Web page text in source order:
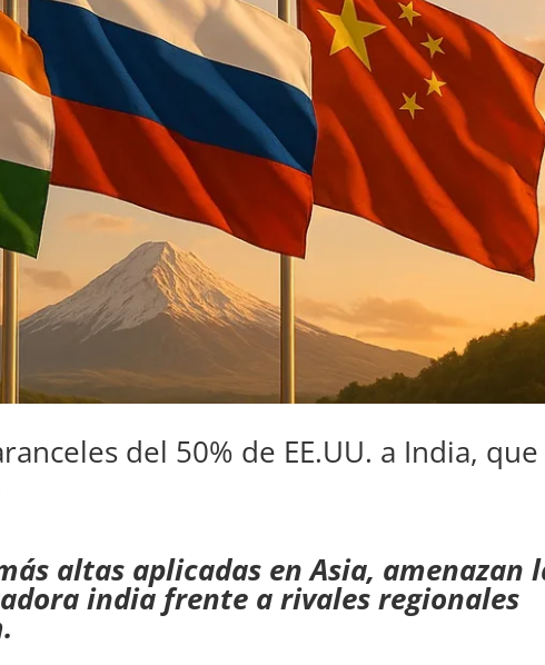
del 50% de EE.UU. a India, que
altas aplicadas en Asia, amenazan
india frente a rivales regionales